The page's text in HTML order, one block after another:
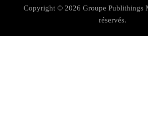
Copyright © 2026 Groupe Publithings
réservés.